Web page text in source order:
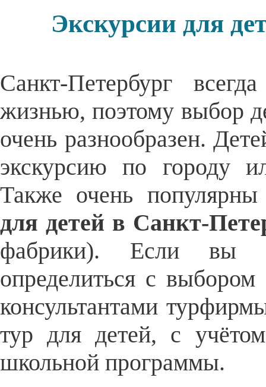
Экскурсии для
Санкт-Петербург
жизнью, поэтому выбор
очень разнообразен.
экскурсию по городу
Также очень
для детей в Санкт-
фабрики). Если вы
определиться с выбором
консультантами
тур для детей, с
школьной программы.